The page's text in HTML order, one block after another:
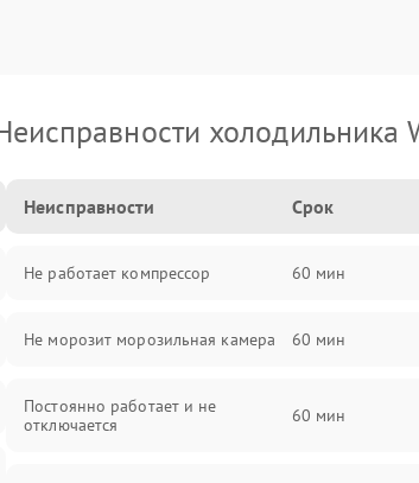
Неисправности Срок
Не работает компрессор 60 мин
Не морозит морозильная камера 60 мин
Постоянно работает и не
отключается
60 мин